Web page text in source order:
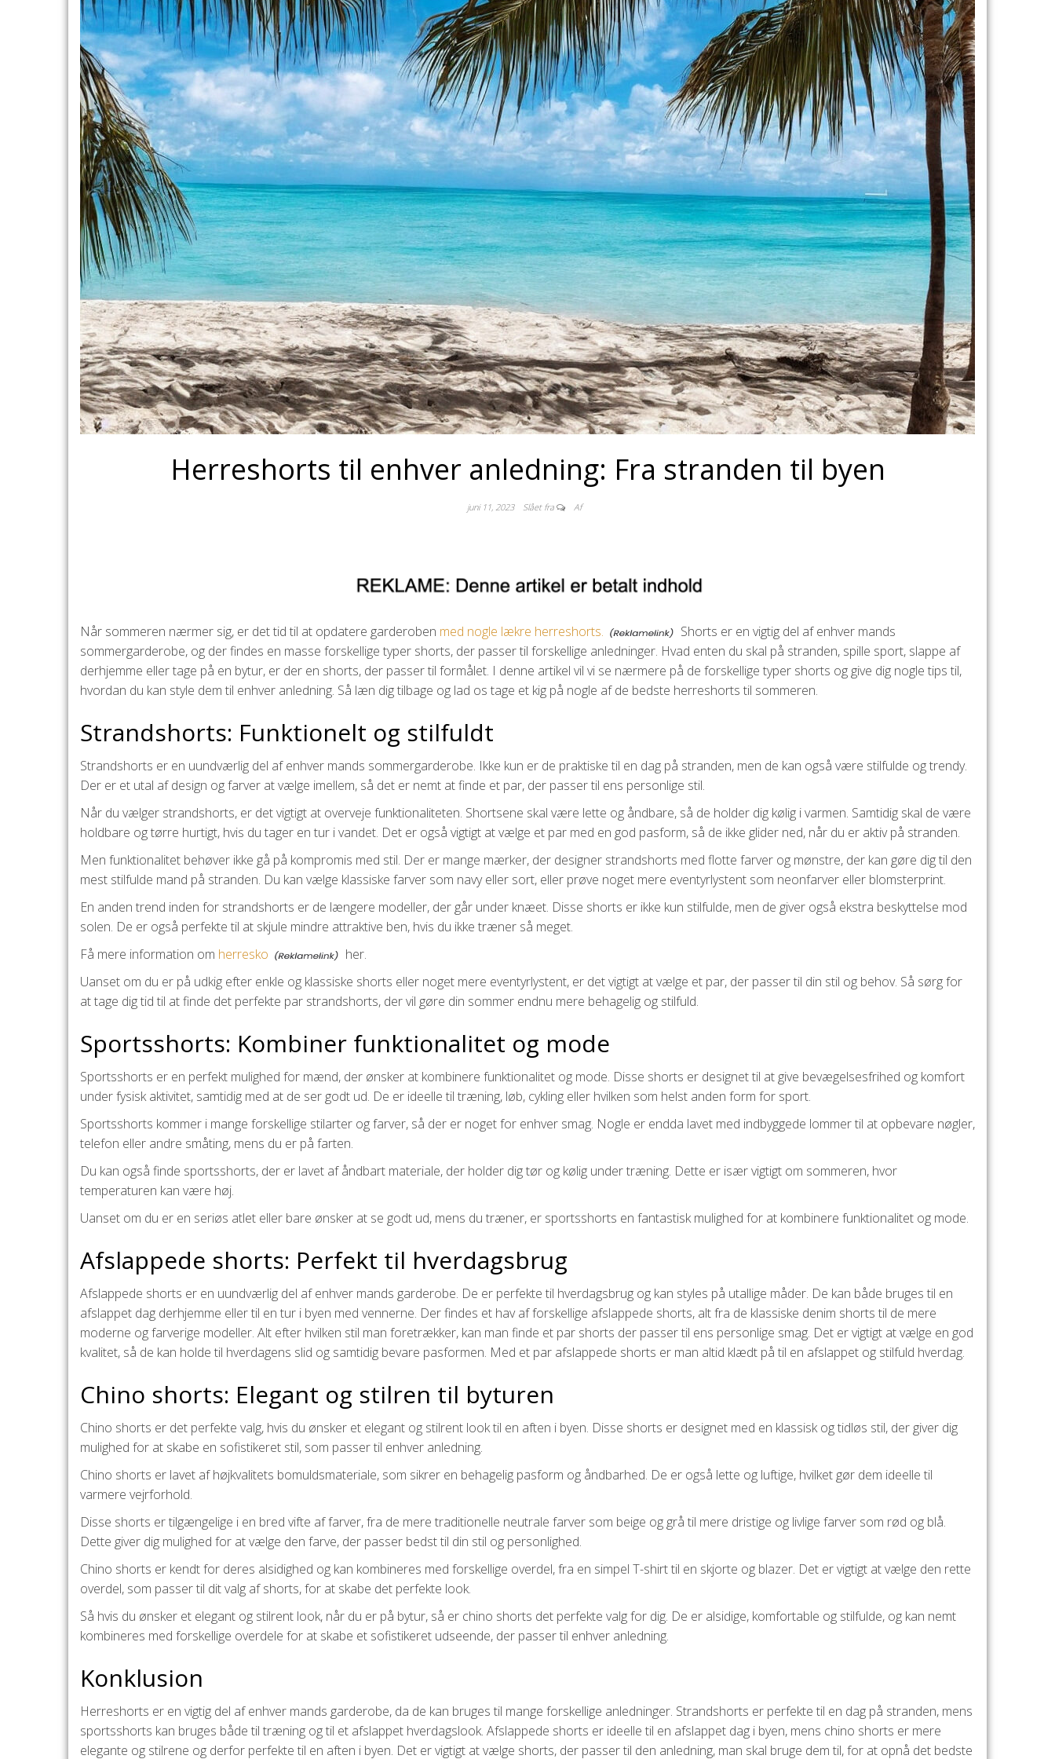
Herreshorts til enhver anledning: Fra stranden til byen
juni 11, 2023 Slået fra Af
Når sommeren nærmer sig, er det tid til at opdatere garderoben med nogle lækre herreshorts.
Shorts er en vigtig del af enhver mands
sommergarderobe, og der findes en masse forskellige typer shorts, der passer til forskellige anledninger. Hvad enten du skal på stranden, spille sport, slappe af
derhjemme eller tage på en bytur, er der en shorts, der passer til formålet. I denne artikel vil vi se nærmere på de forskellige typer shorts og give dig nogle tips til,
hvordan du kan style dem til enhver anledning. Så læn dig tilbage og lad os tage et kig på nogle af de bedste herreshorts til sommeren.
Strandshorts: Funktionelt og stilfuldt
Strandshorts er en uundværlig del af enhver mands sommergarderobe. Ikke kun er de praktiske til en dag på stranden, men de kan også være stilfulde og trendy.
Der er et utal af design og farver at vælge imellem, så det er nemt at finde et par, der passer til ens personlige stil.
Når du vælger strandshorts, er det vigtigt at overveje funktionaliteten. Shortsene skal være lette og åndbare, så de holder dig kølig i varmen. Samtidig skal de være
holdbare og tørre hurtigt, hvis du tager en tur i vandet. Det er også vigtigt at vælge et par med en god pasform, så de ikke glider ned, når du er aktiv på stranden.
Men funktionalitet behøver ikke gå på kompromis med stil. Der er mange mærker, der designer strandshorts med flotte farver og mønstre, der kan gøre dig til den
mest stilfulde mand på stranden. Du kan vælge klassiske farver som navy eller sort, eller prøve noget mere eventyrlystent som neonfarver eller blomsterprint.
En anden trend inden for strandshorts er de længere modeller, der går under knæet. Disse shorts er ikke kun stilfulde, men de giver også ekstra beskyttelse mod
solen. De er også perfekte til at skjule mindre attraktive ben, hvis du ikke træner så meget.
Få mere information om herresko
her.
Uanset om du er på udkig efter enkle og klassiske shorts eller noget mere eventyrlystent, er det vigtigt at vælge et par, der passer til din stil og behov. Så sørg for
at tage dig tid til at finde det perfekte par strandshorts, der vil gøre din sommer endnu mere behagelig og stilfuld.
Sportsshorts: Kombiner funktionalitet og mode
Sportsshorts er en perfekt mulighed for mænd, der ønsker at kombinere funktionalitet og mode. Disse shorts er designet til at give bevægelsesfrihed og komfort
under fysisk aktivitet, samtidig med at de ser godt ud. De er ideelle til træning, løb, cykling eller hvilken som helst anden form for sport.
Sportsshorts kommer i mange forskellige stilarter og farver, så der er noget for enhver smag. Nogle er endda lavet med indbyggede lommer til at opbevare nøgler,
telefon eller andre småting, mens du er på farten.
Du kan også finde sportsshorts, der er lavet af åndbart materiale, der holder dig tør og kølig under træning. Dette er især vigtigt om sommeren, hvor
temperaturen kan være høj.
Uanset om du er en seriøs atlet eller bare ønsker at se godt ud, mens du træner, er sportsshorts en fantastisk mulighed for at kombinere funktionalitet og mode.
Afslappede shorts: Perfekt til hverdagsbrug
Afslappede shorts er en uundværlig del af enhver mands garderobe. De er perfekte til hverdagsbrug og kan styles på utallige måder. De kan både bruges til en
afslappet dag derhjemme eller til en tur i byen med vennerne. Der findes et hav af forskellige afslappede shorts, alt fra de klassiske denim shorts til de mere
moderne og farverige modeller. Alt efter hvilken stil man foretrækker, kan man finde et par shorts der passer til ens personlige smag. Det er vigtigt at vælge en god
kvalitet, så de kan holde til hverdagens slid og samtidig bevare pasformen. Med et par afslappede shorts er man altid klædt på til en afslappet og stilfuld hverdag.
Chino shorts: Elegant og stilren til byturen
Chino shorts er det perfekte valg, hvis du ønsker et elegant og stilrent look til en aften i byen. Disse shorts er designet med en klassisk og tidløs stil, der giver dig
mulighed for at skabe en sofistikeret stil, som passer til enhver anledning.
Chino shorts er lavet af højkvalitets bomuldsmateriale, som sikrer en behagelig pasform og åndbarhed. De er også lette og luftige, hvilket gør dem ideelle til
varmere vejrforhold.
Disse shorts er tilgængelige i en bred vifte af farver, fra de mere traditionelle neutrale farver som beige og grå til mere dristige og livlige farver som rød og blå.
Dette giver dig mulighed for at vælge den farve, der passer bedst til din stil og personlighed.
Chino shorts er kendt for deres alsidighed og kan kombineres med forskellige overdel, fra en simpel T-shirt til en skjorte og blazer. Det er vigtigt at vælge den rette
overdel, som passer til dit valg af shorts, for at skabe det perfekte look.
Så hvis du ønsker et elegant og stilrent look, når du er på bytur, så er chino shorts det perfekte valg for dig. De er alsidige, komfortable og stilfulde, og kan nemt
kombineres med forskellige overdele for at skabe et sofistikeret udseende, der passer til enhver anledning.
Konklusion
Herreshorts er en vigtig del af enhver mands garderobe, da de kan bruges til mange forskellige anledninger. Strandshorts er perfekte til en dag på stranden, mens
sportsshorts kan bruges både til træning og til et afslappet hverdagslook. Afslappede shorts er ideelle til en afslappet dag i byen, mens chino shorts er mere
elegante og stilrene og derfor perfekte til en aften i byen. Det er vigtigt at vælge shorts, der passer til den anledning, man skal bruge dem til, for at opnå det bedste